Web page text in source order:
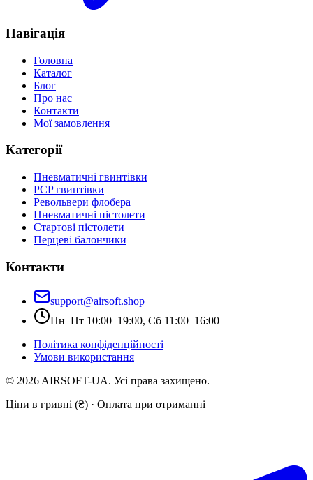
Навігація
Головна
Каталог
Блог
Про нас
Контакти
Мої замовлення
Категорії
Пневматичні гвинтівки
PCP гвинтівки
Револьвери флобера
Пневматичні пістолети
Стартові пістолети
Перцеві балончики
Контакти
support@airsoft.shop
Пн–Пт 10:00–19:00, Сб 11:00–16:00
Політика конфіденційності
Умови використання
© 2026 AIRSOFT-UA. Усі права захищено.
Ціни в гривні (₴) · Оплата при отриманні